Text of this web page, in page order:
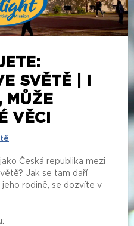
SVĚTĚ | I
MŮŽE
VĚCI
Česká republika mezi
Jak se tam daří
rodině, se dozvíte v